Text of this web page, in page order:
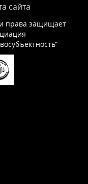
сайта
права защищает